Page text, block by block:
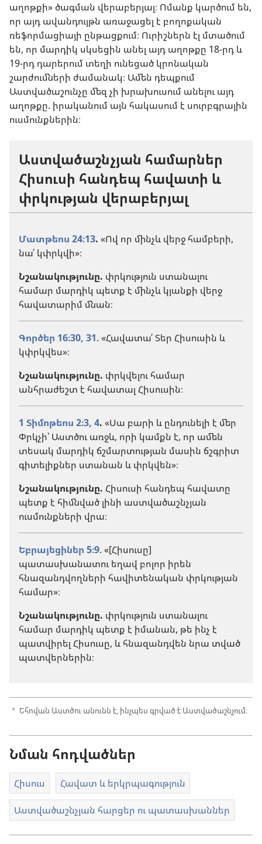
աղոթքի» ծագման վերաբերյալ։ Ոմանք կարծում են,
որ այդ ավանդույթն առաջացել է բողոքական
ռեֆորմացիայի ընթացքում։ Ուրիշներն էլ մտածում
են, որ մարդիկ սկսեցին անել այդ աղոթքը 18-րդ և
19-րդ դարերում տեղի ունեցած կրոնական
շարժումների ժամանակ։ Ամեն դեպքում
Աստվածաշունչը մեզ չի խրախուսում անելու այդ
աղոթքը. իրականում այն հակասում է սուրբգրային
ուսմունքներին։
Աստվածաշնչյան համարներ
Հիսուսի հանդեպ հավատի և
փրկության վերաբերյալ
Մատթեոս 24։13. «Ով որ մինչև վերջ համբերի,
նա՛ կփրկվի»։
Նշանակությունը. փրկություն ստանալու
համար մարդիկ պետք է մինչև կյանքի վերջ
հավատարիմ մնան։
Գործեր 16։30, 31. «Հավատա՛ Տեր Հիսուսին և
կփրկվես»։
Նշանակությունը. փրկվելու համար
անհրաժեշտ է հավատալ Հիսուսին։
1 Տիմոթեոս 2։3, 4. «Սա բարի և ընդունելի է մեր
Փրկչի՝ Աստծու առջև, որի կամքն է, որ ամեն
տեսակ մարդիկ ճշմարտության մասին ճշգրիտ
գիտելիքներ ստանան և փրկվեն»։
Նշանակությունը. Հիսուսի հանդեպ հավատը
պետք է հիմնված լինի աստվածաշնչյան
ուսմունքների վրա։
Եբրայեցիներ 5։9. «[Հիսուսը]
պատասխանատու եղավ բոլոր իրեն
հնազանդվողների հավիտենական փրկության
համար»։
Նշանակությունը. փրկություն ստանալու
համար մարդիկ պետք է իմանան, թե ինչ է
պատվիրել Հիսուսը, և հնազանդվեն նրա տված
պատվերներին։
a Եհովան Աստծու անունն է, ինչպես գրված է Աստվածաշնչում։
Նման հոդվածներ
Հիսուս Հավատ և երկրպագություն
Աստվածաշնչյան հարցեր ու պատասխաններ